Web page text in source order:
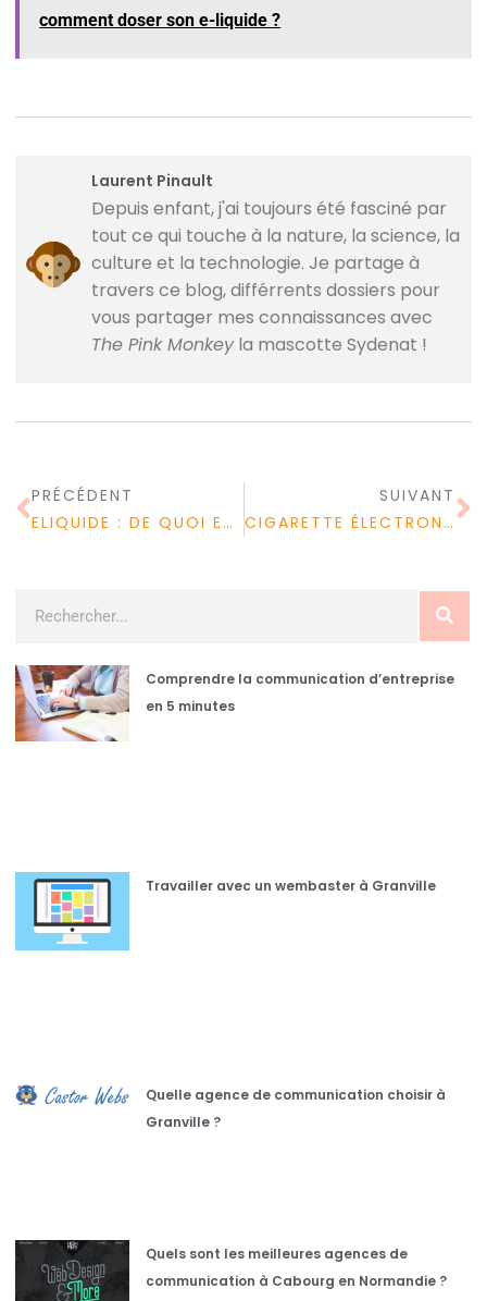
comment doser son e-liquide ?
Laurent Pinault
Depuis enfant, j'ai toujours été fasciné par
tout ce qui touche à la nature, la science, la
culture et la technologie. Je partage à
travers ce blog, différrents dossiers pour
vous partager mes connaissances avec
The Pink Monkeyla mascotte Sydenat !
PRÉCÉDENT
ELIQUIDE : DE QUOI EST FAIT UN E-LIQUIDE ?
SUIVANT
CIGARETTE ÉLECTRONIQUE : COMMENT DÉBUTER DANS LE VAPOTAGE ?
Comprendre la communication d’entreprise
en 5 minutes
Travailler avec un wembaster à Granville
Quelle agence de communication choisir à
Granville ?
Quels sont les meilleures agences de
communication à Cabourg en Normandie ?